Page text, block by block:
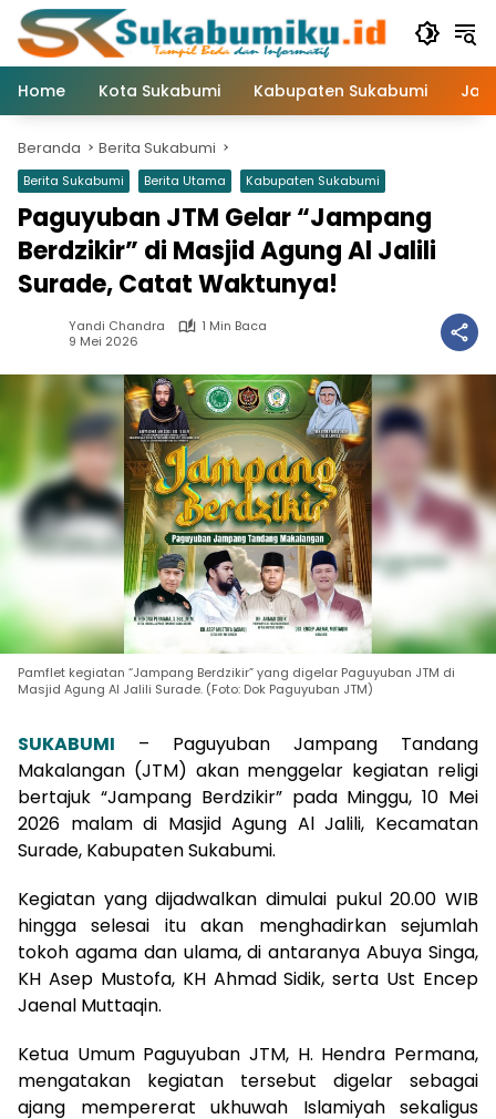
Langsung
konten
Home
Kota Sukabumi Kabupaten Sukabumi
Beranda Berita Sukabumi
Berita Sukabumi Berita Utama Kabupaten Sukabumi
Paguyuban JTM Gelar “Jampang
Berdzikir” di Masjid Agung Al Jalili
Surade, Catat Waktunya!
Yandi Chandra
1 Min Baca
9 Mei 2026
Pamflet kegiatan “Jampang Berdzikir” yang digelar Paguyuban JTM di
Masjid Agung Al Jalili Surade. (Foto: Dok Paguyuban JTM)
SUKABUMI – Paguyuban Jampang Tandang
Makalangan (JTM) akan menggelar kegiatan religi
bertajuk “Jampang Berdzikir” pada Minggu, 10 Mei
2026 malam di Masjid Agung Al Jalili, Kecamatan
Surade, Kabupaten Sukabumi.
Kegiatan yang dijadwalkan dimulai pukul 20.00 WIB
hingga selesai itu akan menghadirkan sejumlah
tokoh agama dan ulama, di antaranya Abuya Singa,
KH Asep Mustofa, KH Ahmad Sidik, serta Ust Encep
Jaenal Muttaqin.
Ketua Umum Paguyuban JTM, H. Hendra Permana,
mengatakan kegiatan tersebut digelar sebagai
ajang mempererat ukhuwah Islamiyah sekaligus